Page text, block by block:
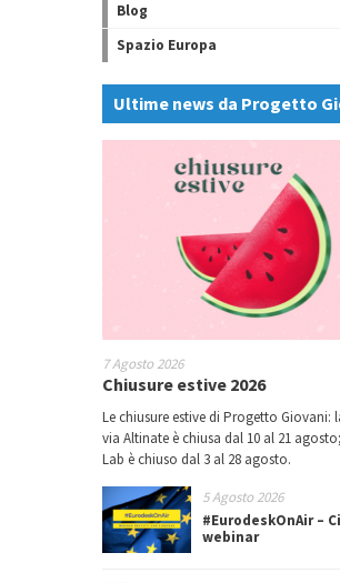
Blog
Spazio Europa
Ultime news da Progetto
7 Agosto 2026
Chiusure estive 2026
Le chiusure estive di Progetto Giovani:
via Altinate è chiusa dal 10 al 21
Lab è chiuso dal 3 al 28 agosto.
5 Agosto 2026
#EurodeskOnAir –
webinar